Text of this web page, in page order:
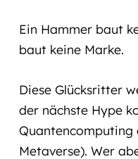
Ein Hammer baut
baut keine Marke.
Diese Glücksritter
der nächste Hype
Metaverse). Wer